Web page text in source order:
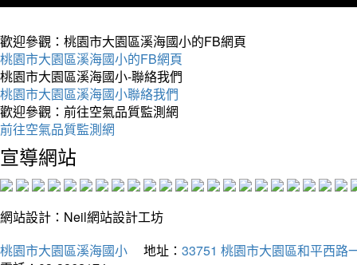
歡迎參觀：桃園市大園區溪海國小的FB網頁
桃園市大園區溪海國小的FB網頁
桃園市大園區溪海國小-聯絡我們
桃園市大園區溪海國小聯絡我們
歡迎參觀：前往空氣品質監測網
前往空氣品質監測網
宣導網站
網站設計：Neil網站設計工坊
桃園市大園區溪海國小
地址： 33751 桃園市大園區和平西路